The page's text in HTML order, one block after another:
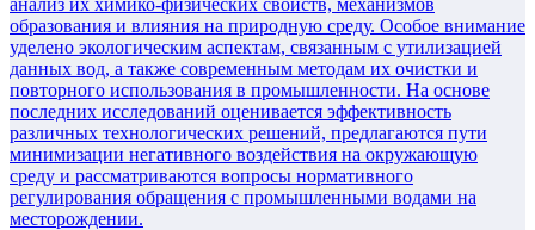
анализ их химико-физических свойств, механизмов
образования и влияния на природную среду. Особое внимание
уделено экологическим аспектам, связанным с утилизацией
данных вод, а также современным методам их очистки и
повторного использования в промышленности. На основе
последних исследований оценивается эффективность
различных технологических решений, предлагаются пути
минимизации негативного воздействия на окружающую
среду и рассматриваются вопросы нормативного
регулирования обращения с промышленными водами на
месторождении.